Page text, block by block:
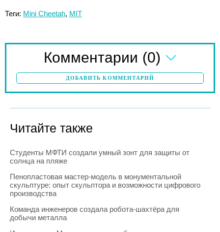
Теги: Mini Cheetah, MIT
Комментарии (0)
ДОБАВИТЬ КОММЕНТАРИЙ
Читайте также
Студенты МФТИ создали умный зонт для защиты от
солнца на пляже
Пенопластовая мастер-модель в монументальной
скульптуре: опыт скульптора и возможности цифрового
производства
Команда инженеров создала робота-шахтёра для
добычи металла